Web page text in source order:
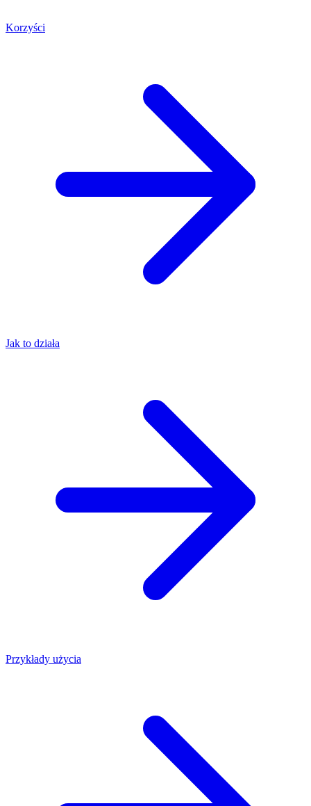
Korzyści
Jak to działa
Przykłady użycia